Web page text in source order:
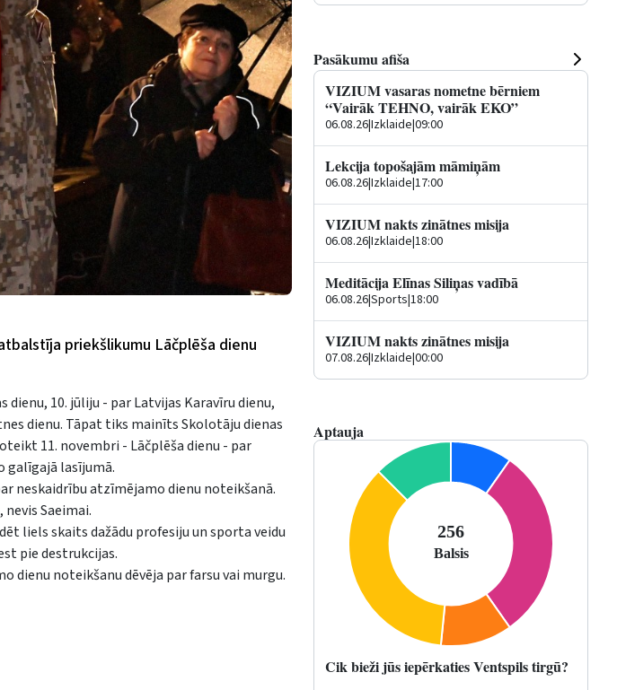
priekšlikumu Lāčplēša dienu
10. jūliju - par Latvijas Karavīru dienu,
dienu. Tāpat tiks mainīts Skolotāju dienas
11. novembri - Lāčplēša dienu - par
galīgajā lasījumā.
neskaidrību atzīmējamo dienu noteikšanā.
Saeimai.
liels skaits dažādu profesiju un sporta veidu
pie destrukcijas.
dienu noteikšanu dēvēja par farsu vai murgu.
Pasākumu afiša
VIZIUM vasaras nometne bērniem
“Vairāk TEHNO, vairāk EKO”
06.08.26|Izklaide|09:00
Lekcija topošajām māmiņām
06.08.26|Izklaide|17:00
VIZIUM nakts zinātnes misija
06.08.26|Izklaide|18:00
Meditācija Elīnas Siliņas vadībā
06.08.26|Sports|18:00
VIZIUM nakts zinātnes misija
07.08.26|Izklaide|00:00
Aptauja
Cik bieži jūs iepērkaties Ventspils tirgū?